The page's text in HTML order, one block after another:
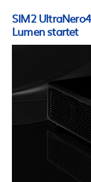
SIM2
Lumen startet